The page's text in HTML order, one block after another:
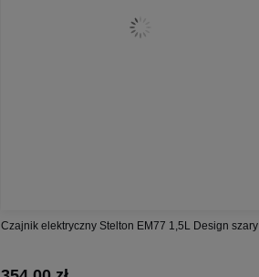
Czajnik elektryczny Stelton EM77 1,5L Design szary